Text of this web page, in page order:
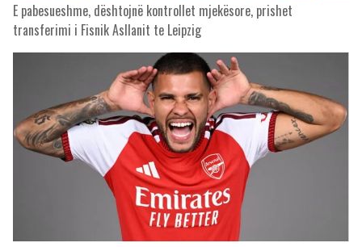
E pabesueshme, dështojnë kontrollet mjekësore, prishet
transferimi i Fisnik Asllanit te Leipzig